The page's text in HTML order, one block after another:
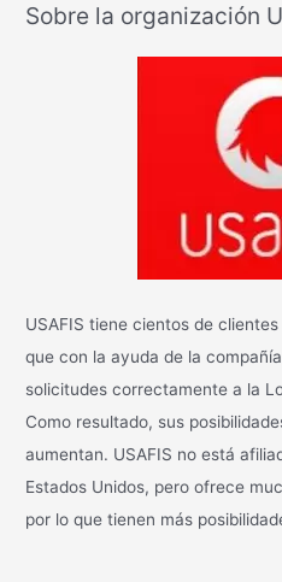
c
Sobre la organización
USAFIS tiene cientos de
que con la ayuda de la
solicitudes correctamente a la
Como resultado, sus
aumentan. USAFIS no está
Estados Unidos, pero ofrece
por lo que tienen más